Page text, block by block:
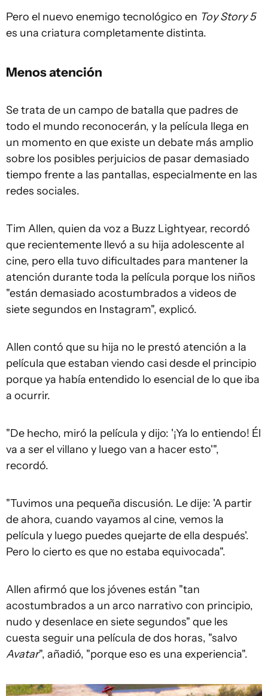
Pero el nuevo enemigo tecnológico en Toy Story 5
es una criatura completamente distinta.
Menos atención
Se trata de un campo de batalla que padres de
todo el mundo reconocerán, y la película llega en
un momento en que existe un debate más amplio
sobre los posibles perjuicios de pasar demasiado
tiempo frente a las pantallas, especialmente en las
redes sociales.
Tim Allen, quien da voz a Buzz Lightyear, recordó
que recientemente llevó a su hija adolescente al
cine, pero ella tuvo dificultades para mantener la
atención durante toda la película porque los niños
"están demasiado acostumbrados a videos de
siete segundos en Instagram", explicó.
Allen contó que su hija no le prestó atención a la
película que estaban viendo casi desde el principio
porque ya había entendido lo esencial de lo que iba
a ocurrir.
"De hecho, miró la película y dijo: '¡Ya lo entiendo! Él
va a ser el villano y luego van a hacer esto'",
recordó.
"Tuvimos una pequeña discusión. Le dije: 'A partir
de ahora, cuando vayamos al cine, vemos la
película y luego puedes quejarte de ella después'.
Pero lo cierto es que no estaba equivocada".
Allen afirmó que los jóvenes están "tan
acostumbrados a un arco narrativo con principio,
nudo y desenlace en siete segundos" que les
cuesta seguir una película de dos horas, "salvo
Avatar", añadió, "porque eso es una experiencia".